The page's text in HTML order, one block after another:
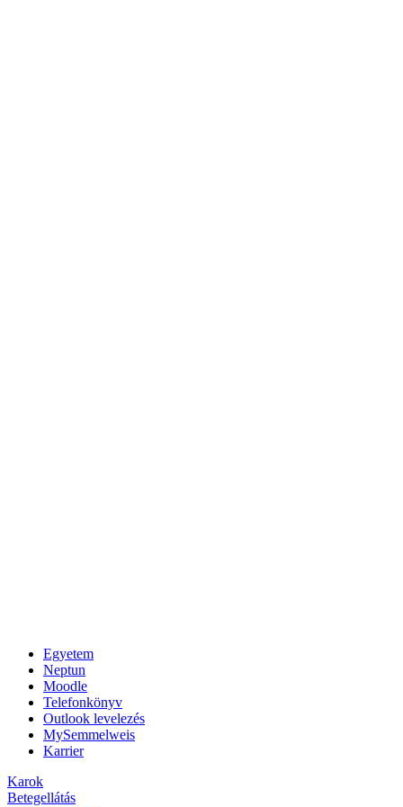
Egyetem
Neptun
Moodle
Telefonkönyv
Outlook levelezés
MySemmelweis
Karrier
Karok
Betegellátás